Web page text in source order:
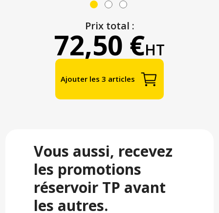
Prix total :
72,50 €HT
Ajouter les 3 articles
Vous aussi, recevez
les promotions
réservoir TP avant
les autres.